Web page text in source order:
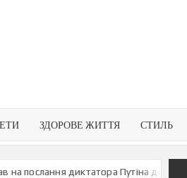
ЗДОРОВЕ ЖИТТЯ СТИЛЬ
диктатора Путіна до росіян